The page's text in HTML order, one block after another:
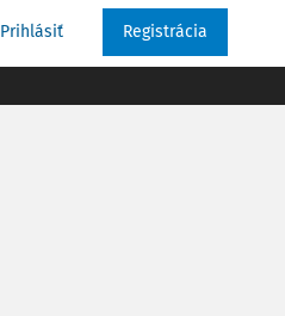
Prihlásiť Registrácia